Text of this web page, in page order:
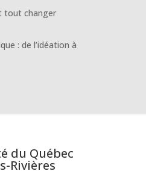
tout changer
: de l’idéation à
du Québec
Rivières